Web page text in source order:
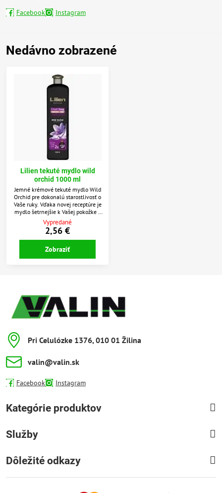
Facebook Instagram
Nedávno zobrazené
Lilien tekuté mydlo wild
orchid 1000 ml
Jemné krémové tekuté mydlo Wild
Orchid pre dokonalú starostlivosť o
Vaše ruky. Vďaka novej receptúre je
mydlo šetrnejšie k Vašej pokožke a
zanechá ju jemnú a hebkú. Mydlo
tiež obsahuje extrakt z orchidey,
ktorý je veľmi bohatý na vyživujúce
látky a antioxidanty. Hydratuje,
regeneruje, revitalizuje a
Vypredané
2,56 €
Zobraziť
Pri Celulózke 1376, 010 01 Žilina
valin​@valin​.sk
Facebook Instagram
Kategórie produktov
Služby
Dôležité odkazy